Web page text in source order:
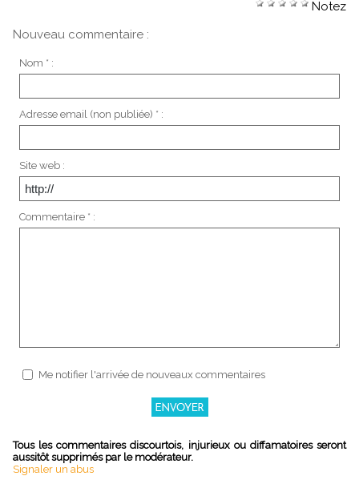
Notez
Nouveau commentaire :
Nom * :
Adresse email (non publiée) * :
Site web :
Commentaire * :
Me notifier l'arrivée de nouveaux commentaires
Tous les commentaires discourtois, injurieux ou diffamatoires seront
aussitôt supprimés par le modérateur.
Signaler un abus